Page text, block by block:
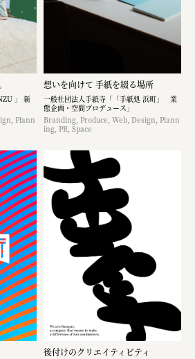
」 新
Plann
想いを向けて 手紙を綴る場所
一般社団法人手紙寺「「手紙処 浜町」 業
態企画・空間プロデュース」
Branding, Produce, Web, Design, Plann
ing, PR, Space
後付けのクリエイティビティ